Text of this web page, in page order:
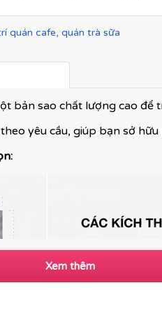
quán cafe, quán trà sữa
bản sao chất lượng cao
yêu cầu, giúp bạn sở
Xem thêm